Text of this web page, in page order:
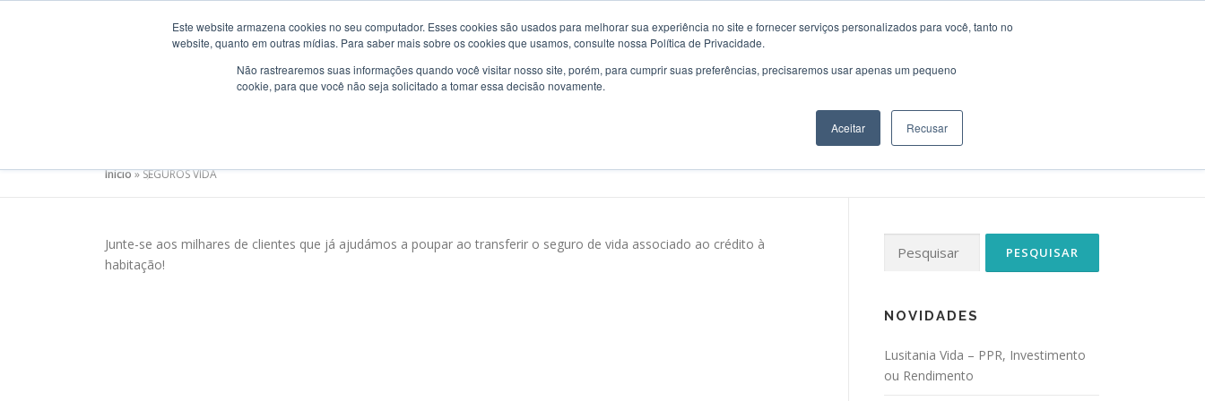
Este website armazena cookies no seu computador. Esses cookies são usados ​​para melhorar sua experiência no site e fornecer serviços personalizados para você, tanto no
website, quanto em outras mídias. Para saber mais sobre os cookies que usamos, consulte nossa Política de Privacidade.
Não rastrearemos suas informações quando você visitar nosso site, porém, para cumprir suas preferências, precisaremos usar apenas um pequeno
cookie, para que você não seja solicitado a tomar essa decisão novamente.
Aceitar Recusar
BEM VINDO ACONSELHAMENTO EMPRESAS PARTICULARES NOVIDADES REUNIÃO CONTATOS
Início»SEGUROS VIDA
Junte-se aos milhares de clientes que já ajudámos a poupar ao transferir o seguro de vida associado ao crédito à
habitação!
por:
NOVIDADES
Lusitania Vida – PPR, Investimento
ou Rendimento